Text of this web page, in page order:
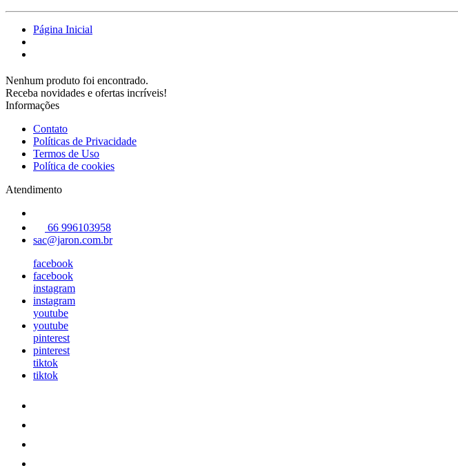
Página Inicial
Nenhum produto foi encontrado.
Receba novidades e ofertas incríveis!
Informações
Contato
Políticas de Privacidade
Termos de Uso
Política de cookies
Atendimento
66 996103958
sac@jaron.com.br
facebook
facebook
instagram
instagram
youtube
youtube
pinterest
pinterest
tiktok
tiktok